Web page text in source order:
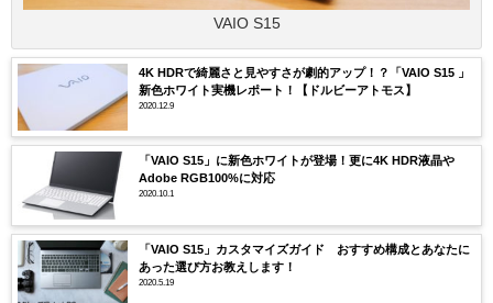
VAIO S15
4K HDRで綺麗さと見やすさが劇的アップ！？「VAIO S15 」
新色ホワイト実機レポート！【ドルビーアトモス】
2020.12.9
「VAIO S15」に新色ホワイトが登場！更に4K HDR液晶や
Adobe RGB100%に対応
2020.10.1
「VAIO S15」カスタマイズガイド おすすめ構成とあなたに
あった選び方お教えします！
2020.5.19